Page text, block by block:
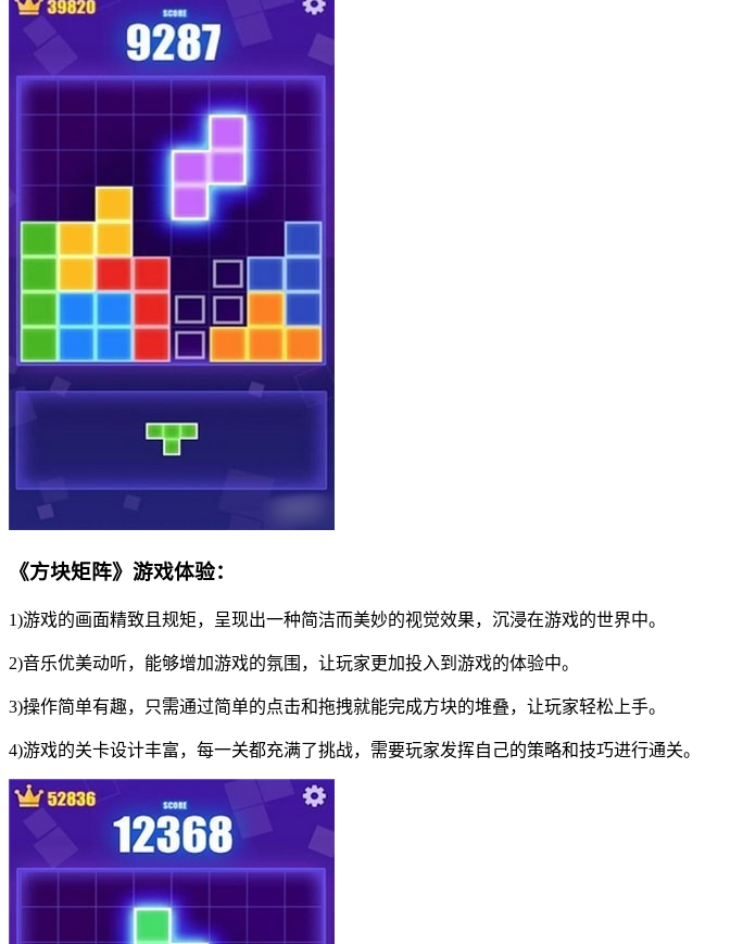
《方块矩阵》游戏体验：
1)游戏的画面精致且规矩，呈现出一种简洁而美妙的视觉效果，沉浸在游戏的世界中。
2)音乐优美动听，能够增加游戏的氛围，让玩家更加投入到游戏的体验中。
3)操作简单有趣，只需通过简单的点击和拖拽就能完成方块的堆叠，让玩家轻松上手。
4)游戏的关卡设计丰富，每一关都充满了挑战，需要玩家发挥自己的策略和技巧进行通关。